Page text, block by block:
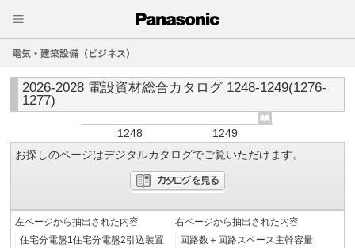
電気・建築設備（ビジネス）
2026-2028 電設資材総合カタログ 1248-1249(1276-
1277)
1248
1249
お探しのページはデジタルカタログでご覧いただけます。
左ページから抽出された内容
住宅分電盤1住宅分電盤2引込装置
右ページから抽出された内容
回路数＋回路スペース主幹容量